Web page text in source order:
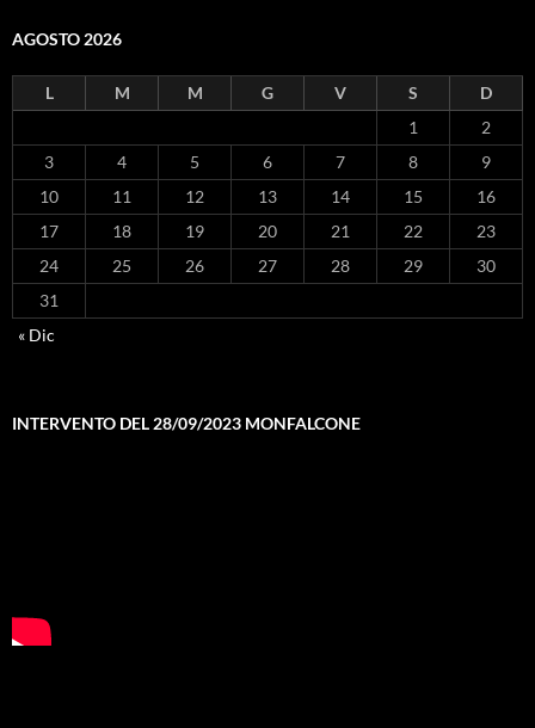
AGOSTO 2026
L M M G V S
D
1
2
3
4 5 6 7 8
9
10
11 12 13 14 15
16
17
18 19 20 21 22
23
24
25 26 27 28 29
30
31
« Dic
INTERVENTO DEL 28/09/2023 MONFALCONE